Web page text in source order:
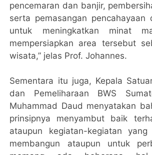
pencemaran dan banjir,
serta pemasangan pencahayaan
untuk meningkatkan minat
mempersiapkan area tersebut
wisata,” jelas Prof. Johannes.
Sementara itu juga, Kepala
dan Pemeliharaan BWS
Muhammad Daud menyatakan
prinsipnya menyambut baik
ataupun kegiatan-kegiatan
membangun ataupun untuk